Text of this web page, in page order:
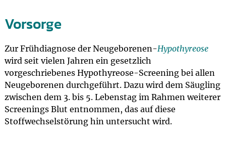
Vorsorge
Zur Frühdiagnose der Neugeborenen-Hypothyreose
wird seit vielen Jahren ein gesetzlich
vorgeschriebenes Hypothyreose-Screening bei allen
Neugeborenen durchgeführt. Dazu wird dem Säugling
zwischen dem 3. bis 5. Lebenstag im Rahmen weiterer
Screenings Blut entnommen, das auf diese
Stoffwechselstörung hin untersucht wird.